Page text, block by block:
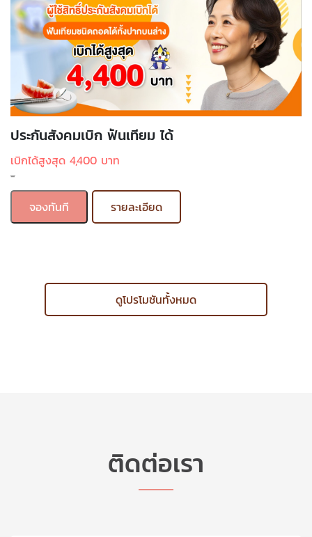
ประกันสังคมเบิก ฟันเทียม ได้
เบิกได้สูงสุด 4,400 บาท
-
จองทันที รายละเอียด
ดูโปรโมชันทั้งหมด
ติดต่อเรา